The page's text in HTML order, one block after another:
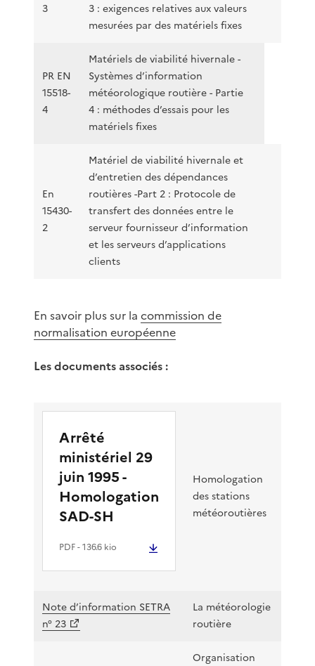
3
3 : exigences relatives aux valeurs
mesurées par des matériels fixes
PR EN
15518-
4
Matériels de viabilité hivernale -
Systèmes d’information
météorologique routière - Partie
4 : méthodes d’essais pour les
matériels fixes
En
15430-
2
Matériel de viabilité hivernale et
d’entretien des dépendances
routières -Part 2 : Protocole de
transfert des données entre le
serveur fournisseur d’information
et les serveurs d’applications
clients
En savoir plus sur la commission de
normalisation européenne
Les documents associés :
Arrêté
ministériel 29
juin 1995 -
Homologation
SAD-SH
PDF- 136.6 kio
Homologation
des stations
météoroutières
Note d’information SETRA
n° 23
La météorologie
routière
Organisation